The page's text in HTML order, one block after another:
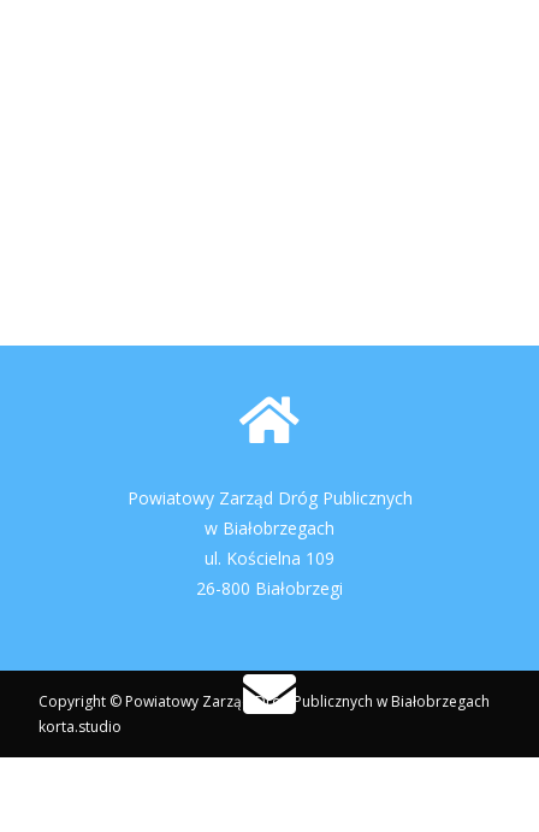
Powiatowy Zarząd Dróg Publicznych
w Białobrzegach
ul. Kościelna 109
26-800 Białobrzegi
Copyright © Powiatowy Zarząd Dróg Publicznych w Białobrzegach
korta.studio